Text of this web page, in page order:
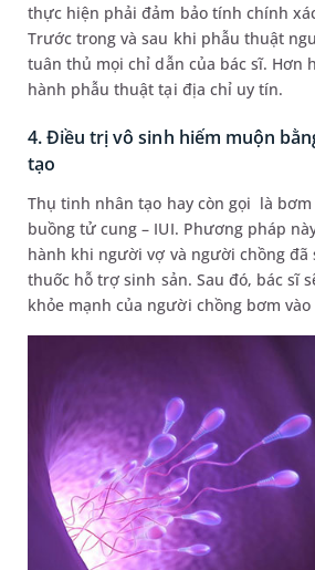
thực hiện phải đảm bảo tính chính
Trước trong và sau khi phẫu thuật
tuân thủ mọi chỉ dẫn của bác sĩ. Hơn
hành phẫu thuật tại địa chỉ uy tín.
4. Điều trị vô sinh hiếm muộn
tạo
Thụ tinh nhân tạo hay còn gọi là
buồng tử cung – IUI. Phương pháp
hành khi người vợ và người chồng đã
thuốc hỗ trợ sinh sản. Sau đó, bác sĩ
khỏe mạnh của người chồng bơm